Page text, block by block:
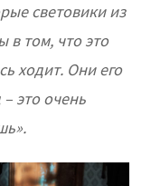
световики из
в том, что это
ходит. Они его
это очень